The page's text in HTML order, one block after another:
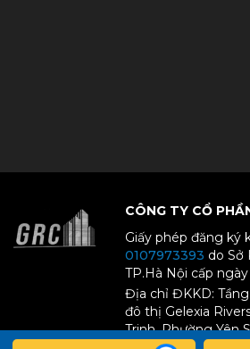
CÔNG TY CỔ
Giấy phép đăng ký
0107973393 do Sở
TP.Hà Nội cấp
Địa chỉ ĐKKD: Tầng
đô thị Gelexia
Trinh, Phường Yên